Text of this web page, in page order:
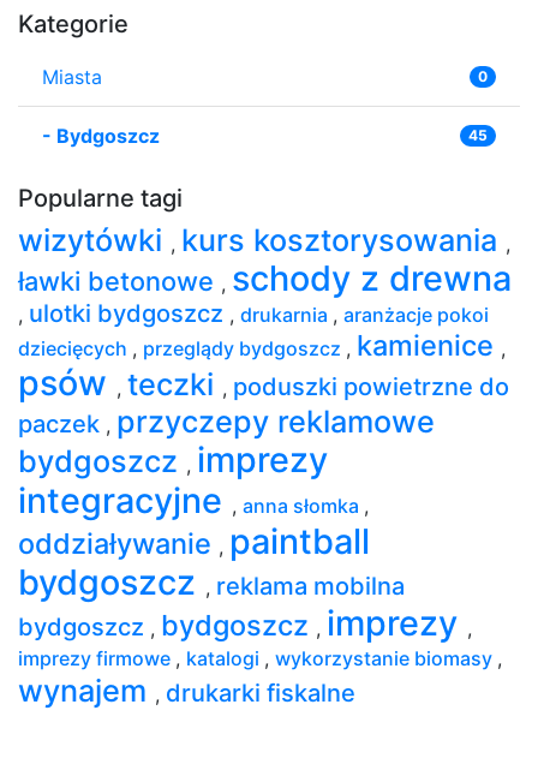
Kategorie
Miasta 0
- Bydgoszcz 45
Popularne tagi
wizytówki , kurs kosztorysowania ,
ławki betonowe , schody z drewna
, ulotki bydgoszcz , drukarnia , aranżacje pokoi
dziecięcych , przeglądy bydgoszcz , kamienice ,
psów , teczki , poduszki powietrzne do
paczek , przyczepy reklamowe
bydgoszcz , imprezy
integracyjne , anna słomka ,
oddziaływanie , paintball
bydgoszcz , reklama mobilna
bydgoszcz , bydgoszcz , imprezy ,
imprezy firmowe , katalogi , wykorzystanie biomasy ,
wynajem , drukarki fiskalne